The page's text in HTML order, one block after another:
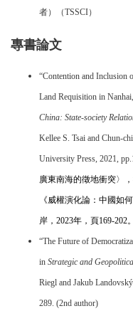
者）（TSSCI）
專書論文
“Contention and Inclusion
Land Requisition in
China: State-society
Kellee S. Tsai and Chun-
University Press, 2021,
廣東南海的徵地衝突〉
《威權演化論：中國如
岸，2023年，頁169-202。
“The Future of
in Strategic and
Riegl and Jakub
289. (2nd author)